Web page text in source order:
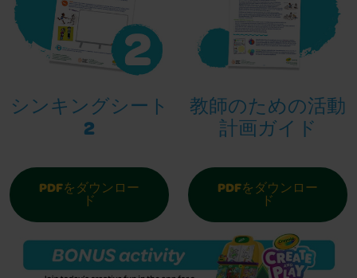
シンキングシート
2
PDFをダウンロー
ド
教師のための活動
計画ガイド
PDFをダウンロー
ド